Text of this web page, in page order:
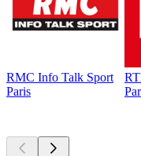
RMC Info Talk Sport
Paris